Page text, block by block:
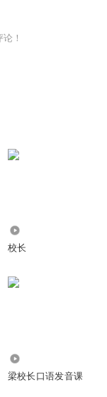
！
校长
梁校长口语发音课